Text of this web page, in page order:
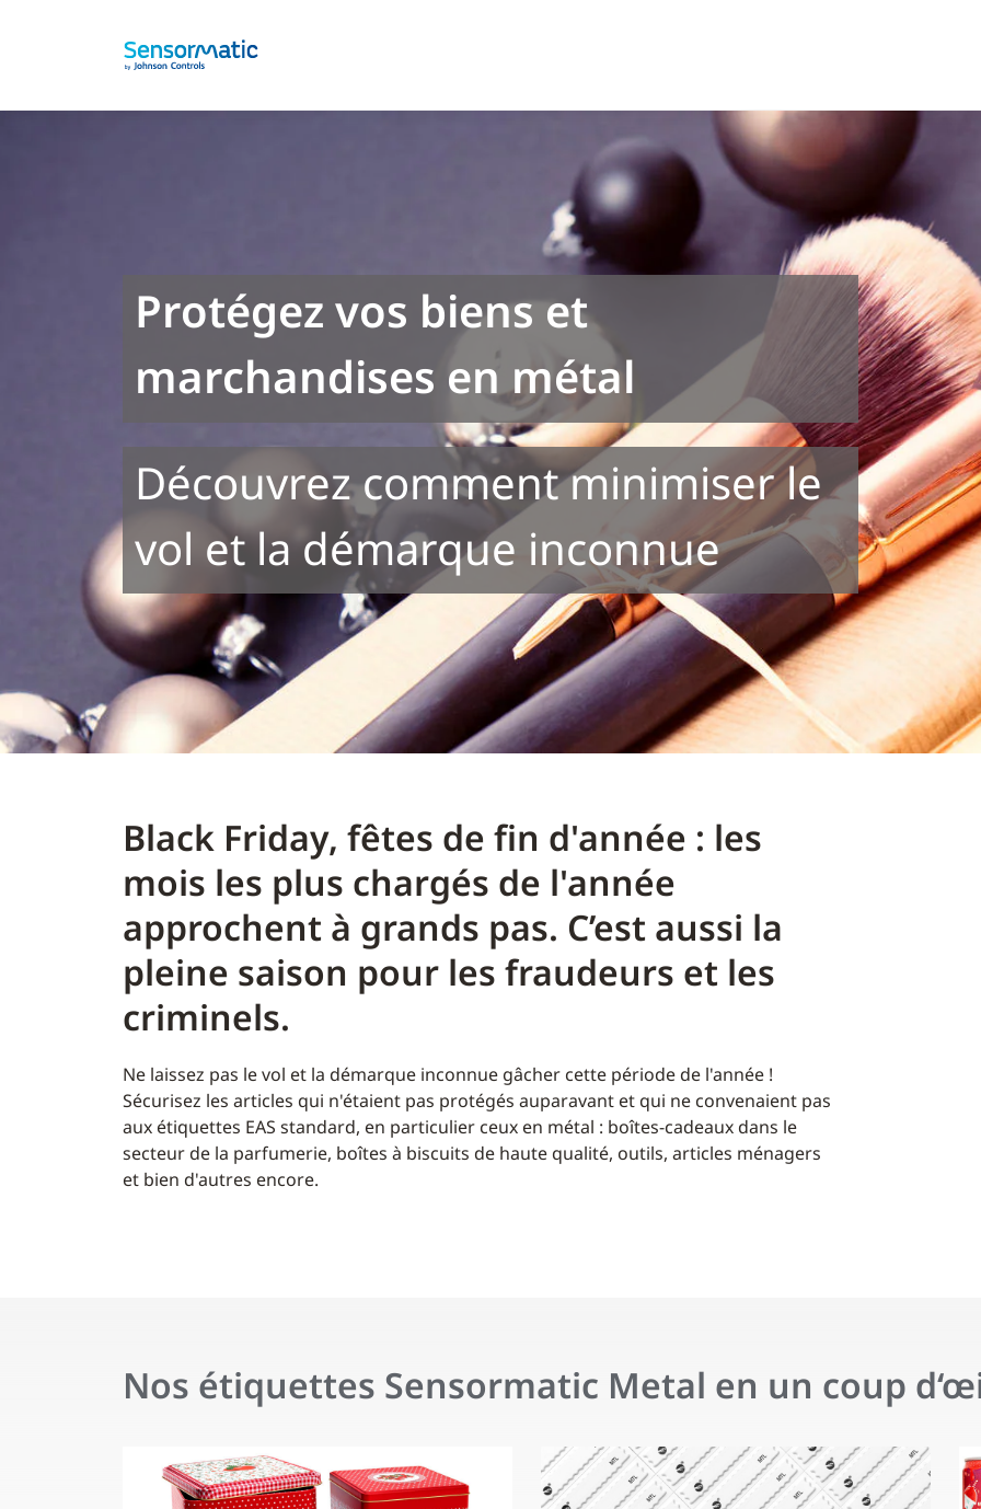
Protégez vos biens et
marchandises en métal
Découvrez comment minimiser le
vol et la démarque inconnue
Black Friday, fêtes de fin d'année : les
mois les plus chargés de l'année
approchent à grands pas. C’est aussi la
pleine saison pour les fraudeurs et les
criminels.
Ne laissez pas le vol et la démarque inconnue gâcher cette période de l'année !
Sécurisez les articles qui n'étaient pas protégés auparavant et qui ne convenaient pas
aux étiquettes EAS standard, en particulier ceux en métal : boîtes-cadeaux dans le
secteur de la parfumerie, boîtes à biscuits de haute qualité, outils, articles ménagers
et bien d'autres encore.
Nos étiquettes Sensormatic Metal en un coup